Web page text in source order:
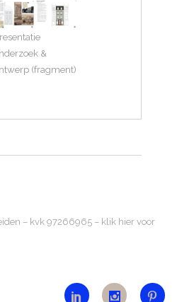
&
(fragment)
– kvk 97266965 – klik hier voor